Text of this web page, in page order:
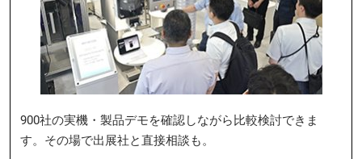
900社の実機・製品デモを確認しながら比較検討できま
す。その場で出展社と直接相談も。